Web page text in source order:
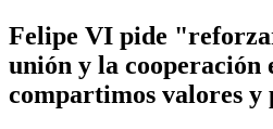
Felipe VI pide
unión y la cooperación
compartimos valores